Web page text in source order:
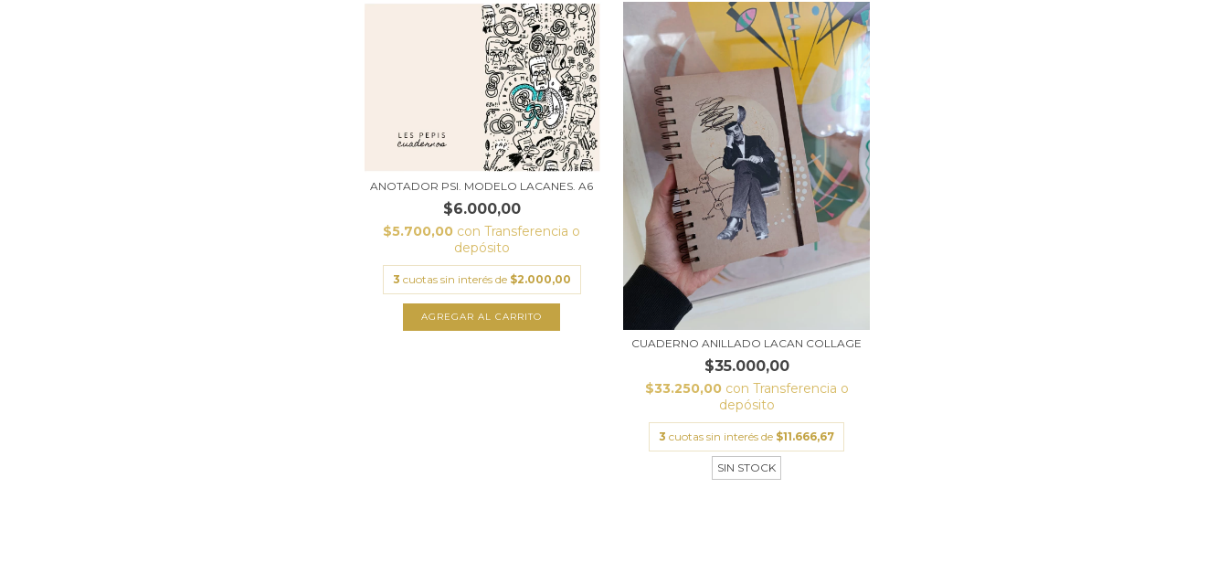
ANOTADOR PSI. MODELO LACANES. A6
$6.000,00
$5.700,00 con Transferencia o
depósito
3 cuotas sin interés de $2.000,00
CUADERNO ANILLADO LACAN COLLAGE
$35.000,00
$33.250,00 con Transferencia o
depósito
3 cuotas sin interés de $11.666,67
SIN STOCK